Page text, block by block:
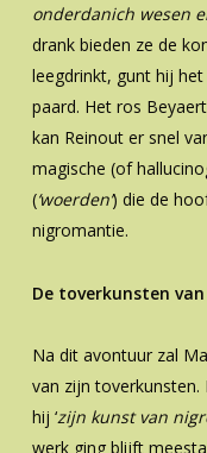
onderdanich wesen
drank bieden ze de
leegdrinkt, gunt hij
paard. Het ros
kan Reinout er snel
magische (of
(‘woerden’) die de
nigromantie.
De toverkunsten
Na dit avontuur zal
van zijn
hij ‘zijn kunst van
werk ging blijft